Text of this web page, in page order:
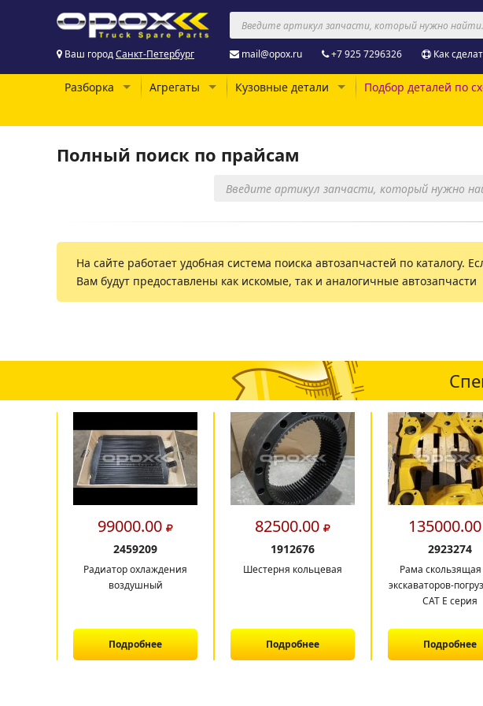
Ваш городСанкт-Петербург mail@opox.ru +7 925 7296326 Как
Разборка Агрегаты Кузовные детали Подбор деталей по
Полный поиск по прайсам
На сайте работает удобная система поиска автозапчастей по каталогу.
Вам будут предоставлены как искомые, так и аналогичные автозапчасти
99000.00
2459209
Радиатор охлаждения
воздушный
Подробнее
82500.00
1912676
Шестерня кольцевая
Подробнее
135000.00
2923274
Рама скользящая
экскаваторов-
CAT E серия
Подробнее